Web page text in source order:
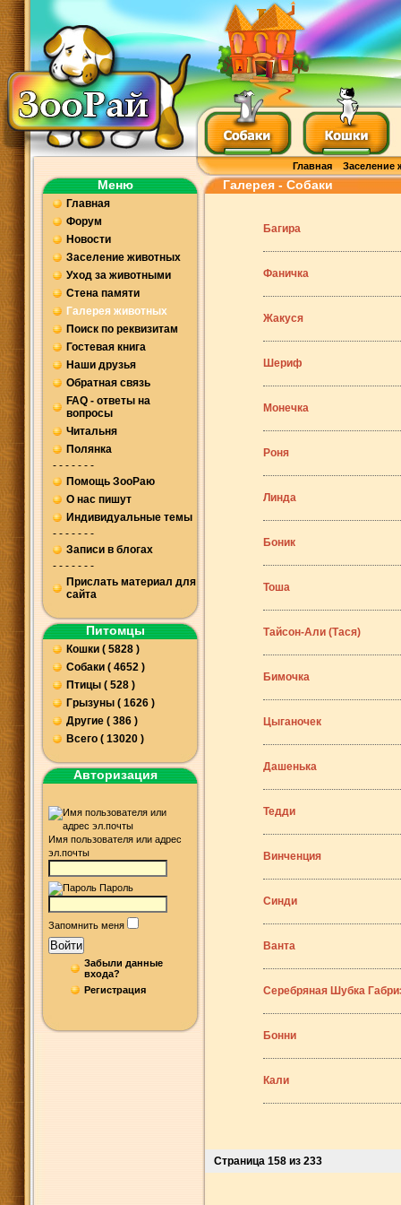
Главная Заселение
Меню
Главная
Форум
Новости
Заселение животных
Уход за животными
Стена памяти
Галерея животных
Поиск по реквизитам
Гостевая книга
Наши друзья
Обратная связь
FAQ - ответы на
вопросы
Читальня
Полянка
- - - - - - -
Помощь ЗооРаю
О нас пишут
Индивидуальные темы
- - - - - - -
Записи в блогах
- - - - - - -
Прислать материал для
сайта
Питомцы
Кошки ( 5828 )
Собаки ( 4652 )
Птицы ( 528 )
Грызуны ( 1626 )
Другие ( 386 )
Всего ( 13020 )
Авторизация
Имя пользователя или адрес
эл.почты
Пароль
Запомнить меня
Войти
Забыли данные
входа?
Регистрация
Галерея - Собаки
Багира
Фаничка
Жакуся
Шериф
Монечка
Роня
Линда
Боник
Тоша
Тайсон-Али (Тася)
Бимочка
Цыганочек
Дашенька
Тедди
Винченция
Синди
Ванта
Серебряная Шубка
Бонни
Кали
Страница 158 из 233